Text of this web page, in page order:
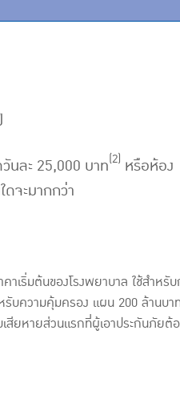
นละ 25,000 บาท(2) หรือห้อง
จะมากกว่า
ริ่มต้นของโรงพยาบาล ใช้สำหรับ
บความคุ้มครอง แผน 200 ล้านบา
หายส่วนแรกที่ผู้เอาประกันภัย